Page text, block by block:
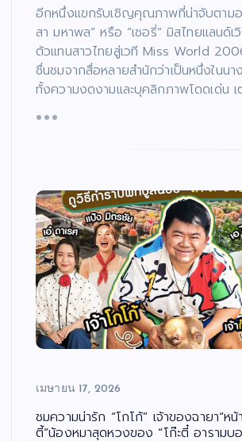
อีกหนึ่งแขกรับเชิญคุณภาพที่น่าจับตามอ
สา มหาพล” หรือ “เชอรี่” มิสไทยแลนด์
ตัวแทนสาวไทยสู่เวที Miss World
ชื่นชมจากสื่อหลายสำนักว่าเป็นหนึ่งในนา
ทั้งความงดงามและบุคลิกภาพโดดเด่น เ
เมษายน 17, 2026
ชมความน่ารัก “โกโก้” เจ้าของฉายา“ห
ตี้”น้องหมาสุดหวงของ “โก๊ะตี๋ อารามบ